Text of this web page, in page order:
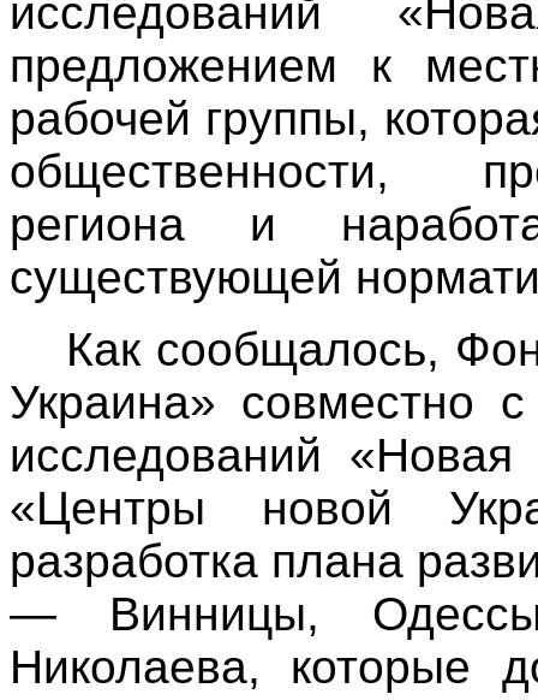
исследований
предложением к
рабочей группы,
общественности,
региона и
существующей
Как сообщалось,
Украина» совместно с
исследований
«Центры новой
разработка плана
— Винницы,
Николаева, которые